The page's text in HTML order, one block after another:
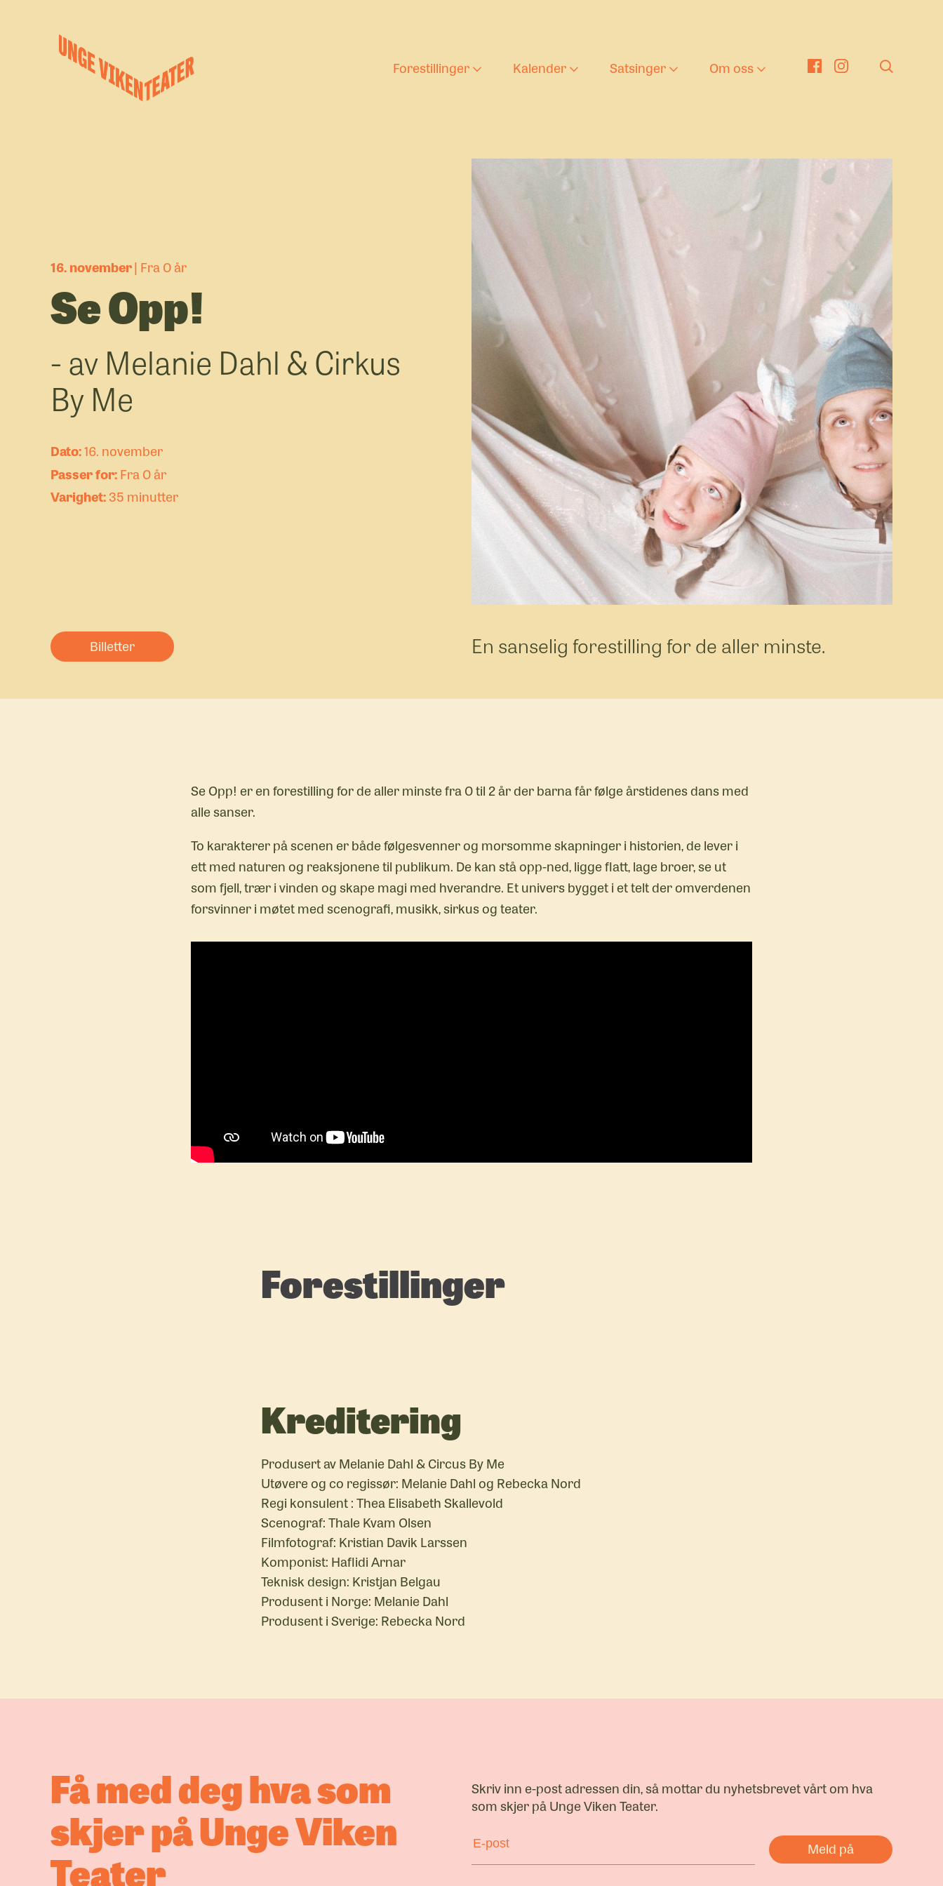
Forestillinger
Barnas teaterlørdag
Kalender
Ung tekst
Satsinger
Den kulturelle
skolesekken
Ung tekst
Unge Viken Funkis
Utviklingsteatret
DUS – En teaterfestival
for ungdom
Om oss
Nyheter
16. november Fra 0 år
Se Opp!
- av Melanie Dahl & Cirkus
By Me
16. november
Fra 0 år
35 minutter
Billetter En sanselig forestilling for de aller minste.
Se Opp! er en forestilling for de aller minste fra 0 til 2 år der barna får følge årstidenes dans med
alle sanser.
To karakterer på scenen er både følgesvenner og morsomme skapninger i historien, de lever i
ett med naturen og reaksjonene til publikum. De kan stå opp-ned, ligge flatt, lage broer, se ut
som fjell, trær i vinden og skape magi med hverandre. Et univers bygget i et telt der omverdenen
forsvinner i møtet med scenografi, musikk, sirkus og teater.
Forestillinger
Kreditering
Produsert av Melanie Dahl & Circus By Me
Utøvere og co regissør: Melanie Dahl og Rebecka Nord
Regi konsulent : Thea Elisabeth Skallevold
Scenograf: Thale Kvam Olsen
Filmfotograf: Kristian Davik Larssen
Komponist: Haflidi Arnar
Teknisk design: Kristjan Belgau
Produsent i Norge: Melanie Dahl
Produsent i Sverige: Rebecka Nord
Få med deg hva som
skjer på Unge Viken
Teater
Skriv inn e-post adressen din, så mottar du nyhetsbrevet vårt om hva
som skjer på Unge Viken Teater.